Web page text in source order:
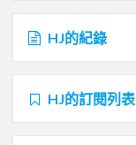
HJ的紀錄
HJ的訂閱列表